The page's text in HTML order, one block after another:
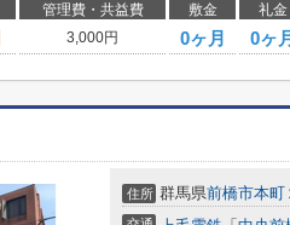
管理費・共益費 敷金 礼金
3,000円 0ヶ月 0ヶ月
住所 群馬県前橋市本町